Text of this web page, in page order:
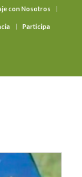
con Nosotros
Participa